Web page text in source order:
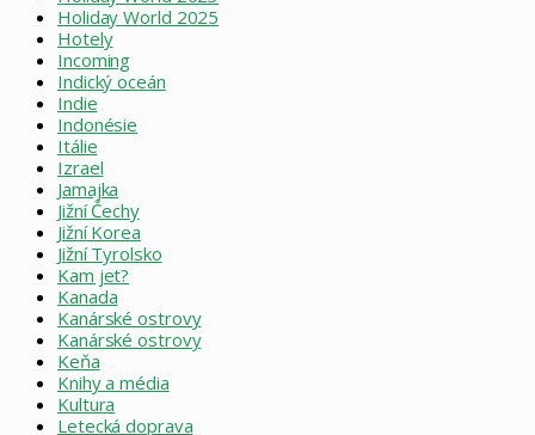
Holiday World 2025
Hotely
Incoming
Indický oceán
Indie
Indonésie
Itálie
Izrael
Jamajka
Jižní Čechy
Jižní Korea
Jižní Tyrolsko
Kam jet?
Kanada
Kanárské ostrovy
Kanárské ostrovy
Keňa
Knihy a média
Kultura
Letecká doprava